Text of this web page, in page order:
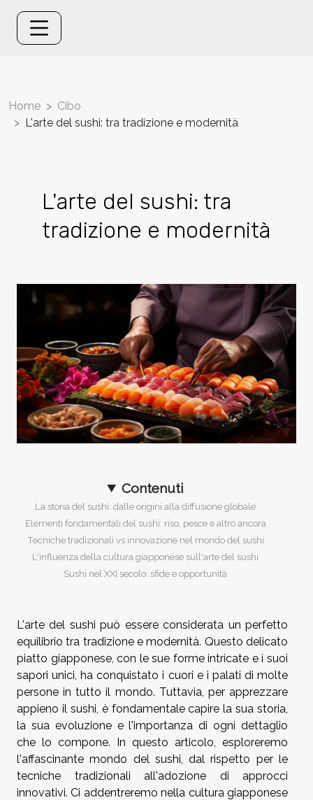
Home
Cibo
L'arte del sushi: tra tradizione e modernità
L'arte del sushi: tra
tradizione e modernità
Contenuti
La storia del sushi: dalle origini alla diffusione globale
Elementi fondamentali del sushi: riso, pesce e altro ancora
Tecniche tradizionali vs innovazione nel mondo del sushi
L'influenza della cultura giapponese sull'arte del sushi
Sushi nel XXI secolo: sfide e opportunità
L'arte del sushi può essere considerata un perfetto
equilibrio tra tradizione e modernità. Questo delicato
piatto giapponese, con le sue forme intricate e i suoi
sapori unici, ha conquistato i cuori e i palati di molte
persone in tutto il mondo. Tuttavia, per apprezzare
appieno il sushi, è fondamentale capire la sua storia,
la sua evoluzione e l'importanza di ogni dettaglio
che lo compone. In questo articolo, esploreremo
l'affascinante mondo del sushi, dal rispetto per le
tecniche tradizionali all'adozione di approcci
innovativi. Ci addentreremo nella cultura giapponese